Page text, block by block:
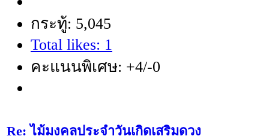
กระทู้: 5,045
Total likes: 1
คะแนนพิเศษ: +4/-0
Re: ไม้มงคลประจำวันเกิดเสริมดวง